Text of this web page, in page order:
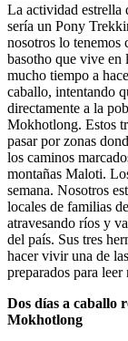
La actividad estrella
sería un Pony
nosotros lo
basotho que vive en
mucho tiempo a
caballo, intentando
directamente a la
Mokhotlong. Estos
pasar por zonas
los caminos
montañas Maloti.
semana. Nosotros
locales de familias
atravesando ríos y
del país. Sus tres
hacer vivir una de
preparados para
Dos días a caballo
Mokhotlong